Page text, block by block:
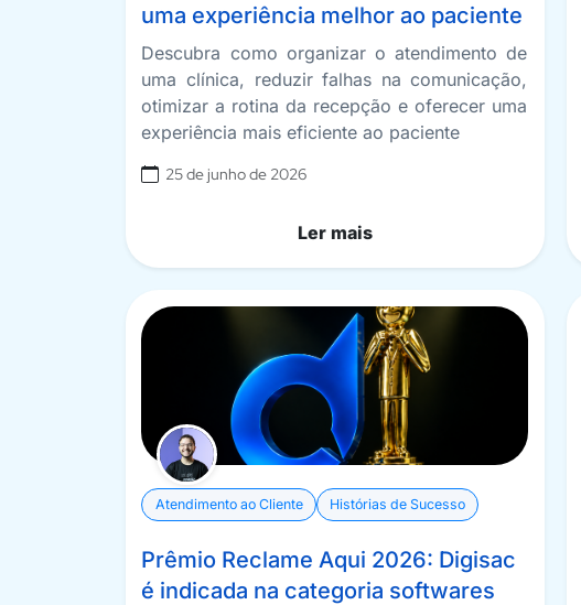
uma experiência melhor ao paciente
Descubra como organizar o atendimento de
uma clínica, reduzir falhas na comunicação,
otimizar a rotina da recepção e oferecer uma
experiência mais eficiente ao paciente
25 de junho de 2026
Ler mais
Atendimento ao Cliente Histórias de Sucesso
Prêmio Reclame Aqui 2026: Digisac
é indicada na categoria softwares